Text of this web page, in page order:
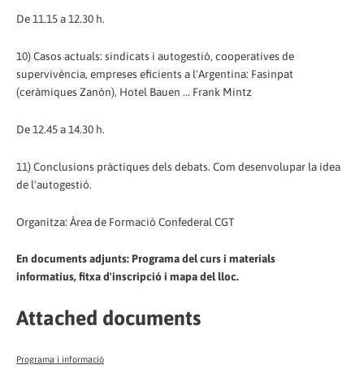
De 11.15 a 12.30 h.
10) Casos actuals: sindicats i autogestió, cooperatives de
supervivència, empreses eficients a l'Argentina: Fasinpat
(ceràmiques Zanón), Hotel Bauen ... Frank Mintz
De 12.45 a 14.30 h.
11) Conclusions pràctiques dels debats. Com desenvolupar la idea
de l'autogestió.
Organitza: Àrea de Formació Confederal CGT
En documents adjunts: Programa del curs i materials
informatius, fitxa d'inscripció i mapa del lloc.
Attached documents
Programa i informació